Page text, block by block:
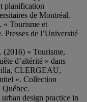
planification
de Montréal.
« Tourisme et
de l’Université
(2016) « Tourisme,
d’altérité » dans
CLERGEAU,
». Collection
Québec.
design practice in